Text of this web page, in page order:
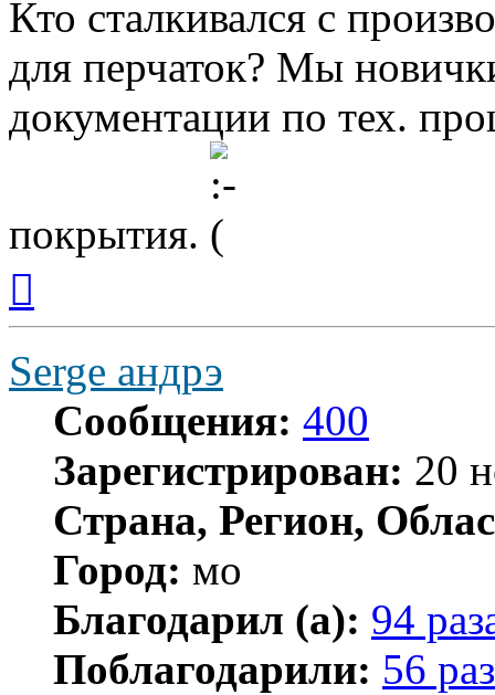
Кто сталкивался с
для перчаток? Мы
документации по тех.
покрытия.
началу
Serge андрэ
Сообщения: 400
Зарегистрирован: 20
Страна, Регион,
Город: мо
Благодарил (а): 94
Поблагодарили: 56 раз